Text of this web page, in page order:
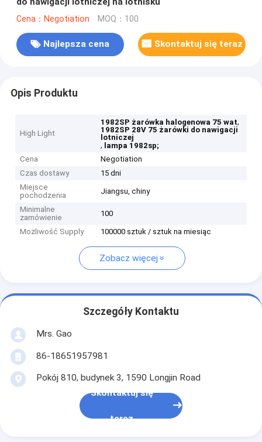
Cena：Negotiation MOQ：100
Najlepsza cena Skontaktuj się teraz
Opis Produktu
High Light
1982SP żarówka halogenowa 75 wat,
1982SP 28V 75 żarówki do nawigacji
lotniczej
, lampa 1982sp;
Cena
Negotiation
Czas dostawy
15 dni
Miejsce
pochodzenia
Jiangsu, chiny
Minimalne
zamówienie
100
Możliwość Supply 100000 sztuk / sztuk na miesiąc
Zobacz więcej
Szczegóły Kontaktu
Mrs. Gao
86-18651957981
Pokój 810, budynek 3, 1590 Longjin Road
Skontaktuj się
teraz